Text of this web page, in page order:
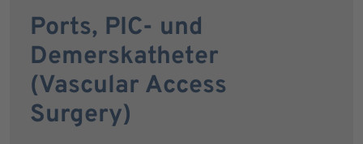
Ports, PIC- und
Demerskatheter
(Vascular Access
Surgery)